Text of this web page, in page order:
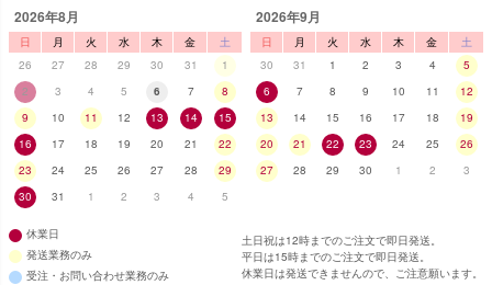
2026年8月
日 月 火 水 木 金
土
26
27 28 29 30 31
1
2
3 4 5 6 7
8
9
10 11 12 13 14
15
16
17 18 19 20 21
22
23
24 25 26 27 28
29
30
31 1 2 3 4 5
2026年9月
日 月 火 水 木 金
土
30
31 1 2 3 4
5
6
7 8 9 10 11
12
13
14 15 16 17 18
19
20
21 22 23 24 25
26
27
28 29 30 1 2 3
休業日
発送業務のみ
受注・お問い合わせ業務のみ
土日祝は12時までのご注文で即日発送。
平日は15時までのご注文で即日発送。
休業日は発送できませんので、ご注意願います。